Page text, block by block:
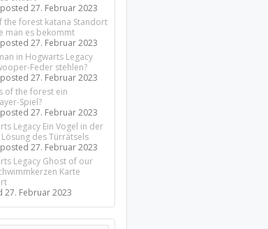
posted27. Februar 2023
the forest katana Standort
man es bekommt
posted27. Februar 2023
in Hogwarts Legacy
Feder stehlen?
posted27. Februar 2023
of the forest ein
Spiel?
posted27. Februar 2023
Legacy Ein Vogel in der
des Türrätsels
posted27. Februar 2023
Legacy Ghost of our
Karte
27. Februar 2023